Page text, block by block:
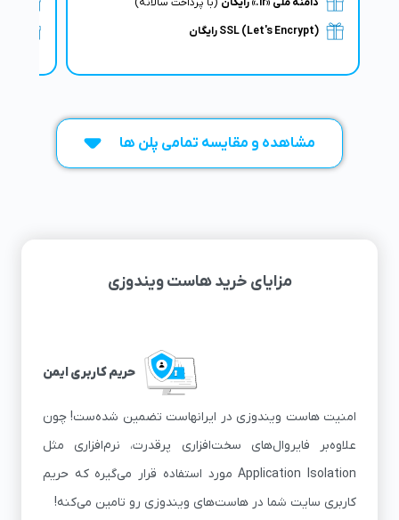
دامنه ملی «ir.» رایگان
(با پرداخت سالانه)
SSL (Let's Encrypt) رایگان
مشاهده و مقایسه تمامی پلن ها
مزایای خرید هاست ویندوزی
حریم کاربری ایمن
امنیت هاست ویندوزی در ایران‎هاست تضمین شده‌ست! چون
علاوه‌بر فایروال‌های سخت‌افزاری پرقدرت، نرم‌افزاری مثل
Application Isolation مورد استفاده قرار می‌گیره که حریم
کاربری سایت شما در هاست‌های ویندوزی رو تامین می‌کنه!